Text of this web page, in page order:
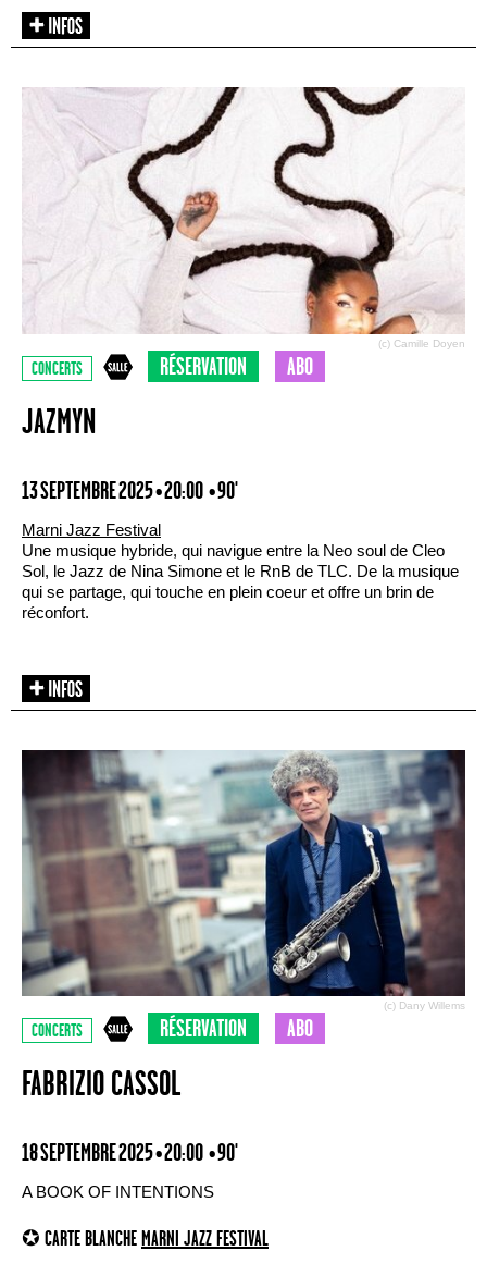
(c) Camille Doyen
CONCERTS RÉSERVATION ABO
JAZMYN
13 SEPTEMBRE 2025 • 20:00 • 90'
Marni Jazz Festival
Une musique hybride, qui navigue entre la Neo soul de Cleo
Sol, le Jazz de Nina Simone et le RnB de TLC. De la musique
qui se partage, qui touche en plein coeur et offre un brin de
réconfort.
(c) Dany Willems
CONCERTS RÉSERVATION ABO
FABRIZIO CASSOL
18 SEPTEMBRE 2025 • 20:00 • 90'
A BOOK OF INTENTIONS
✪ CARTE BLANCHE MARNI JAZZ FESTIVAL